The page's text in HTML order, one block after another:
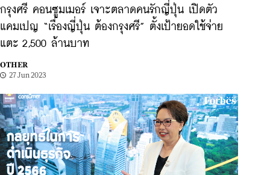
กรุงศรี คอนซูมเมอร์ เจาะตลาดคนรักญี่ปุ่น เปิดตัว
แคมเปญ “เรื่องญี่ปุ่น ต้องกรุงศรี” ตั้งเป้ายอดใช้จ่าย
แตะ 2,500 ล้านบาท
OTHER
27 Jun 2023